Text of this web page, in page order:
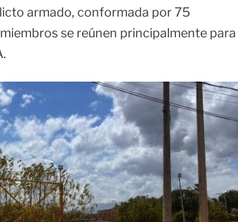
armado, conformada por 75
se reúnen principalmente para